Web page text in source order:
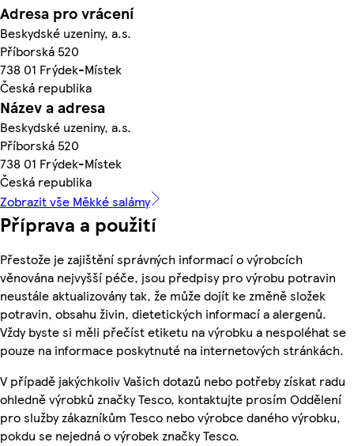
Adresa pro vrácení
Beskydské uzeniny, a.s.
Příborská 520
738 01 Frýdek-Místek
Česká republika
Název a adresa
Beskydské uzeniny, a.s.
Příborská 520
738 01 Frýdek-Místek
Česká republika
Zobrazit vše Měkké salámy
Příprava a použití
Přestože je zajištění správných informací o výrobcích
věnována nejvyšší péče, jsou předpisy pro výrobu potravin
neustále aktualizovány tak, že může dojít ke změně složek
potravin, obsahu živin, dietetických informací a alergenů.
Vždy byste si měli přečíst etiketu na výrobku a nespoléhat se
pouze na informace poskytnuté na internetových stránkách.
V případě jakýchkoliv Vašich dotazů nebo potřeby získat radu
ohledně výrobků značky Tesco, kontaktujte prosím Oddělení
pro služby zákazníkům Tesco nebo výrobce daného výrobku,
pokdu se nejedná o výrobek značky Tesco.